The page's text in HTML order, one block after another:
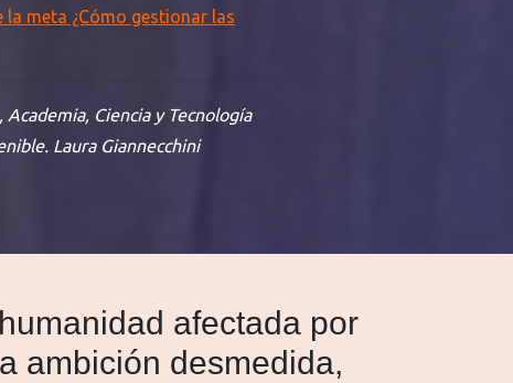
la meta ¿Cómo gestionar las
Ciencia y Tecnología
Laura Giannecchini
afectada por
ambición desmedida,